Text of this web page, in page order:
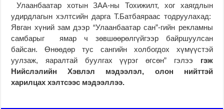
Улаанбаатар хотын ЗАА-ны Тохижилт, хог хаягдлын
удирдлагын хэлтсийн дарга Т.Батбаяраас тодруулахад:
Явган хүний зам дээр “Улаанбаатар сан”-гийн рекламны
самбарыг ямар ч зөвшөөрөлгүйгээр байршуулсан
байсан. Өнөөдөр тус сангийн холбогдох хүмүүстэй
уулзаж, яаралтай буулгах үүрэг өгсөн” гэлээ гэж
Нийслэлийн Хэвлэл мэдээлэл, олон нийттэй
харилцах хэлтсээс мэдээллээ.